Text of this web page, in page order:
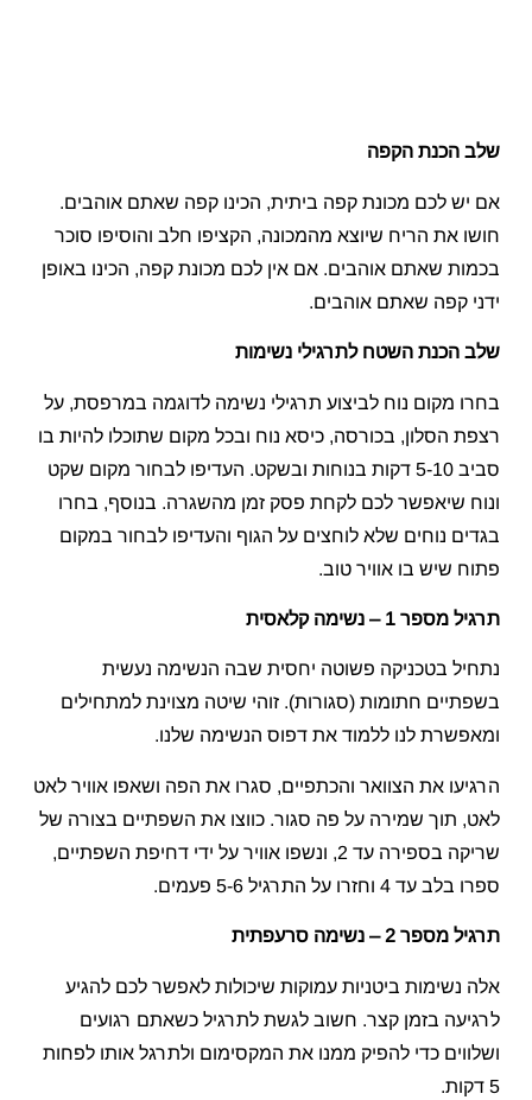
שלב הכנת הקפה
אם יש לכם מכונת קפה ביתית, הכינו קפה שאתם אוהבים.
חושו את הריח שיוצא מהמכונה, הקציפו חלב והוסיפו סוכר
בכמות שאתם אוהבים. אם אין לכם מכונת קפה, הכינו באופן
ידני קפה שאתם אוהבים.
שלב הכנת השטח לתרגילי נשימות
בחרו מקום נוח לביצוע תרגילי נשימה לדוגמה במרפסת, על
רצפת הסלון, בכורסה, כיסא נוח ובכל מקום שתוכלו להיות בו
סביב 5-10 דקות בנוחות ובשקט. העדיפו לבחור מקום שקט
ונוח שיאפשר לכם לקחת פסק זמן מהשגרה. בנוסף, בחרו
בגדים נוחים שלא לוחצים על הגוף והעדיפו לבחור במקום
פתוח שיש בו אוויר טוב.
תרגיל מספר 1 – נשימה קלאסית
נתחיל בטכניקה פשוטה יחסית שבה הנשימה נעשית
בשפתיים חתומות (סגורות). זוהי שיטה מצוינת למתחילים
ומאפשרת לנו ללמוד את דפוס הנשימה שלנו.
הרגיעו את הצוואר והכתפיים, סגרו את הפה ושאפו אוויר לאט
לאט, תוך שמירה על פה סגור. כווצו את השפתיים בצורה של
שריקה בספירה עד 2, ונשפו אוויר על ידי דחיפת השפתיים,
ספרו בלב עד 4 וחזרו על התרגיל 5-6 פעמים.
תרגיל מספר 2 – נשימה סרעפתית
אלה נשימות ביטניות עמוקות שיכולות לאפשר לכם להגיע
לרגיעה בזמן קצר. חשוב לגשת לתרגיל כשאתם רגועים
ושלווים כדי להפיק ממנו את המקסימום ולתרגל אותו לפחות
5 דקות.